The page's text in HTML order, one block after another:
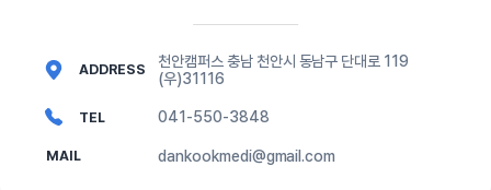
ADDRESS
천안캠퍼스 충남 천안시 동남구 단대로 119
(우)31116
TEL 041-550-3848
MAIL dankookmedi@gmail.com